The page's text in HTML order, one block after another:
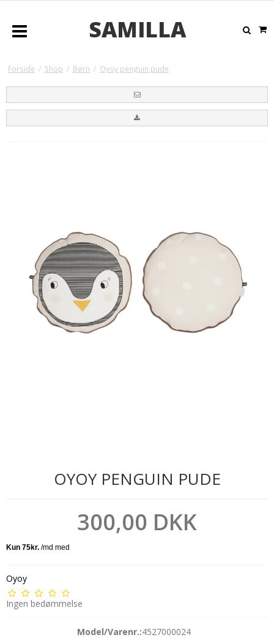
SAMILLA
Forside / Shop / Børn / Oyoy penguin pude
OYOY PENGUIN PUDE
300,00 DKK
Oyoy
Ingen bedømmelse
Model/Varenr.:4527000024